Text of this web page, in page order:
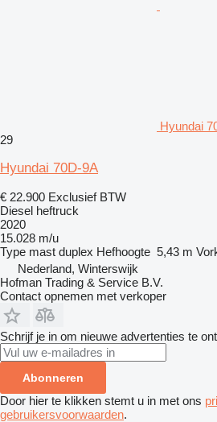
Hyundai
29
Hyundai 70D-9A
€ 22.900 Exclusief BTW
Diesel heftruck
2020
15.028 m/u
Type mast duplex Hefhoogte 5,43 m
Nederland, Winterswijk
Hofman Trading & Service B.V.
Contact opnemen met verkoper
Schrijf je in om nieuwe advertenties te
Abonneren
Door hier te klikken stemt u in met ons
gebruikersvoorwaarden.